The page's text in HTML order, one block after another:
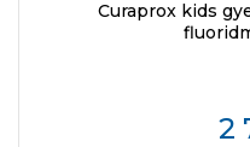
Curaprox kids
2